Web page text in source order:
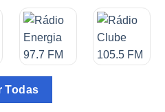
Todas